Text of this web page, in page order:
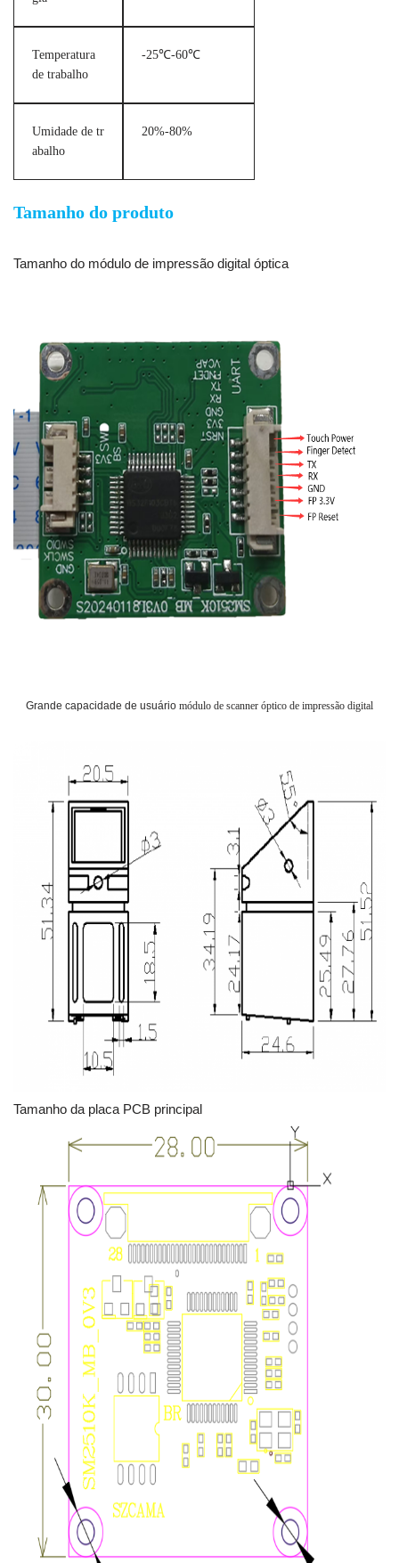
Temperatura
de trabalho
-25℃-60℃
Umidade de tr
abalho
20%-80%
Tamanho do produto
Tamanho do módulo de impressão digital óptica
Grande capacidade de usuário módulo de scanner óptico de impressão digital
Tamanho da placa PCB principal